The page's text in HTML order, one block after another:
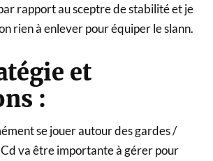
rapport au sceptre de stabilité et je
rien à enlever pour équiper le slann.
et
:
se jouer autour des gardes /
va être importante à gérer pour